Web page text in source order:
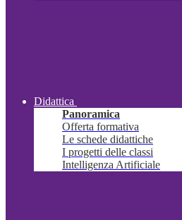
Didattica
Panoramica
Offerta formativa
Le schede didattiche
I progetti delle classi
Intelligenza Artificiale